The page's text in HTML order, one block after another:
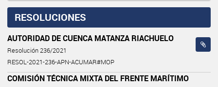
RESOLUCIONES
AUTORIDAD DE CUENCA MATANZA RIACHUELO
Resolución 236/2021
RESOL-2021-236-APN-ACUMAR#MOP
COMISIÓN TÉCNICA MIXTA DEL FRENTE MARÍTIMO